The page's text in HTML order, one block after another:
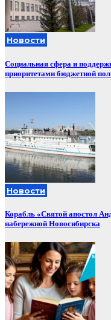
Новости
Социальная сфера и
приоритетами бюджетной
Новости
Корабль «Святой апостол
набережной Новосибирска